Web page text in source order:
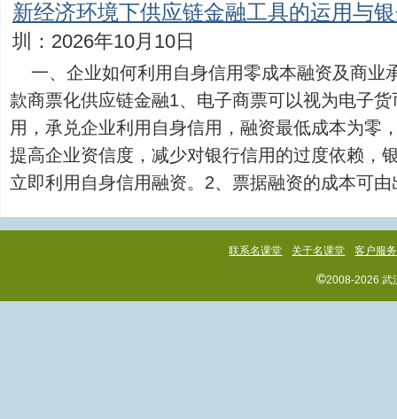
新经济环境下供应链金融工具的运用与
圳：2026年10月10日
一、企业如何利用自身信用零成本融资及商业
款商票化供应链金融1、电子商票可以视为电子
用，承兑企业利用自身信用，融资最低成本为零
提高企业资信度，减少对银行信用的过度依赖，
立即利用自身信用融资。2、票据融资的成本可
联系名课堂 关于名课堂 客户服
©2008-2026 武